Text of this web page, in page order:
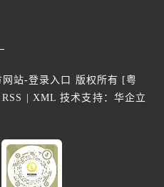
网站-登录入口 版权所有 [粤
RSS XML 技术支持： 华企立